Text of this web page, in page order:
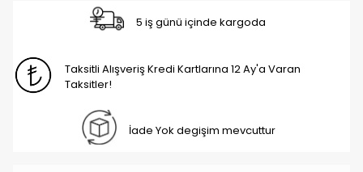
5 iş günü içinde kargoda
Taksitli Alışveriş Kredi Kartlarına 12 Ay'a Varan
Taksitler!
İade Yok degişim mevcuttur